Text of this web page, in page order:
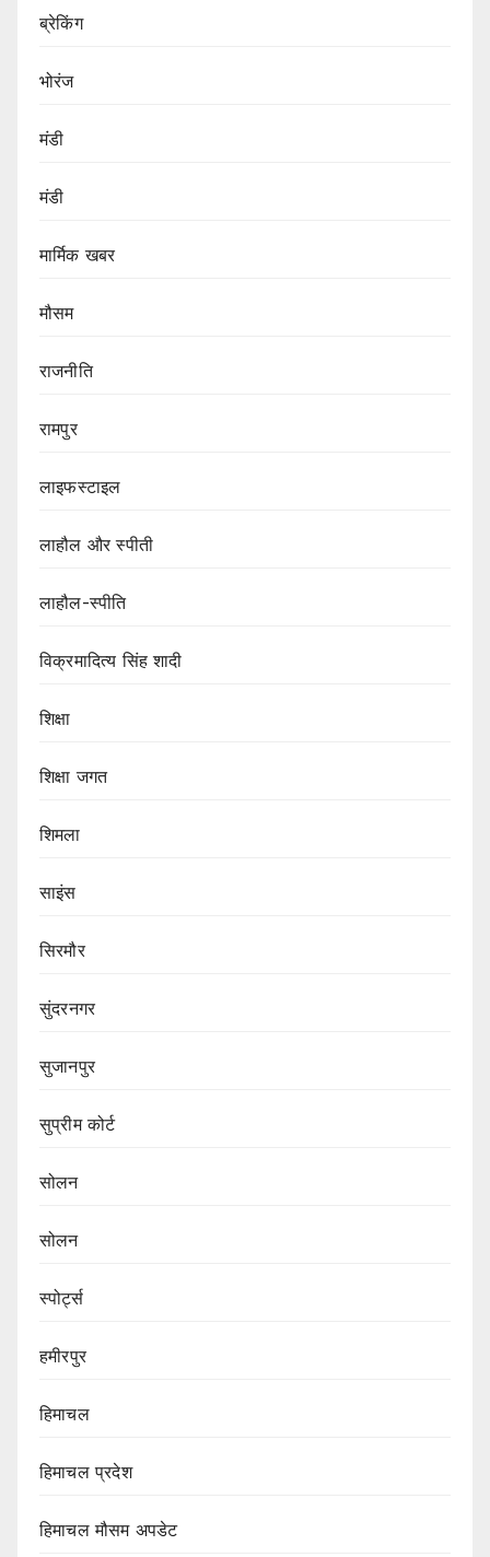
ब्रेकिंग
भोरंज
मंडी
मंडी
मार्मिक खबर
मौसम
राजनीति
रामपुर
लाइफस्टाइल
लाहौल और स्पीती
लाहौल-स्पीति
विक्रमादित्य सिंह शादी
शिक्षा
शिक्षा जगत
शिमला
साइंस
सिरमौर
सुंदरनगर
सुजानपुर
सुप्रीम कोर्ट
सोलन
सोलन
स्पोर्ट्स
हमीरपुर
हिमाचल
हिमाचल प्रदेश
हिमाचल मौसम अपडेट